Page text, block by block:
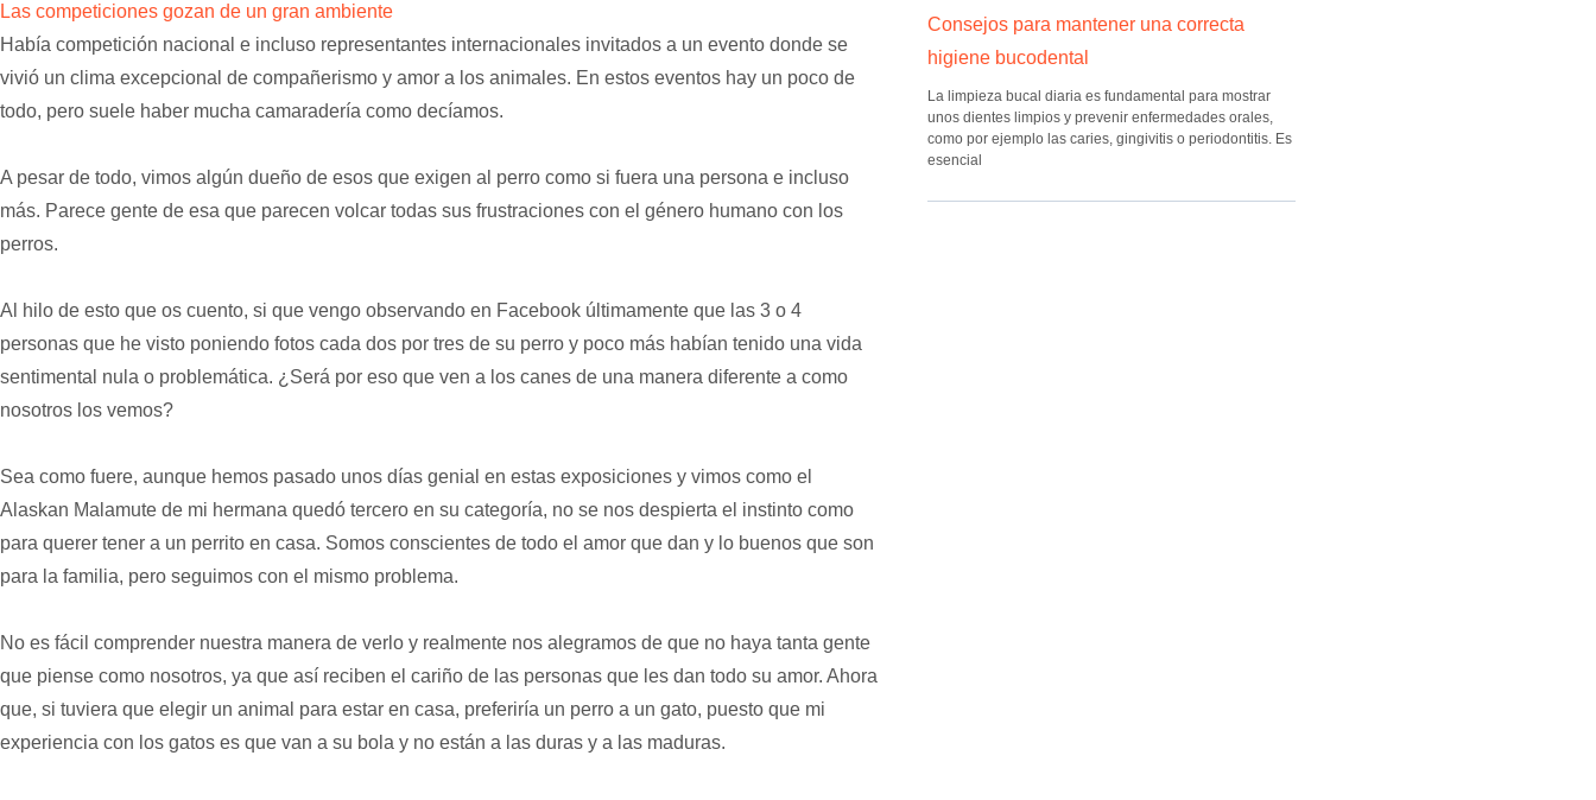
Las competiciones gozan de un gran ambiente
Había competición nacional e incluso representantes internacionales invitados a un evento donde se
vivió un clima excepcional de compañerismo y amor a los animales. En estos eventos hay un poco de
todo, pero suele haber mucha camaradería como decíamos.
A pesar de todo, vimos algún dueño de esos que exigen al perro como si fuera una persona e incluso
más. Parece gente de esa que parecen volcar todas sus frustraciones con el género humano con los
perros.
Al hilo de esto que os cuento, si que vengo observando en Facebook últimamente que las 3 o 4
personas que he visto poniendo fotos cada dos por tres de su perro y poco más habían tenido una vida
sentimental nula o problemática. ¿Será por eso que ven a los canes de una manera diferente a como
nosotros los vemos?
Sea como fuere, aunque hemos pasado unos días genial en estas exposiciones y vimos como el
Alaskan Malamute de mi hermana quedó tercero en su categoría, no se nos despierta el instinto como
para querer tener a un perrito en casa. Somos conscientes de todo el amor que dan y lo buenos que son
para la familia, pero seguimos con el mismo problema.
No es fácil comprender nuestra manera de verlo y realmente nos alegramos de que no haya tanta gente
que piense como nosotros, ya que así reciben el cariño de las personas que les dan todo su amor. Ahora
que, si tuviera que elegir un animal para estar en casa, preferiría un perro a un gato, puesto que mi
experiencia con los gatos es que van a su bola y no están a las duras y a las maduras.
Consejos para mantener una correcta
higiene bucodental
La limpieza bucal diaria es fundamental para mostrar
unos dientes limpios y prevenir enfermedades orales,
como por ejemplo las caries, gingivitis o periodontitis. Es
esencial